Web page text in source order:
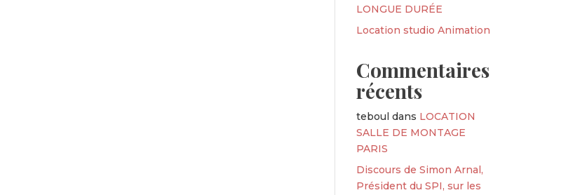
LONGUE DURÉE
Location studio Animation
Commentaires
récents
teboul dans LOCATION
SALLE DE MONTAGE
PARIS
Discours de Simon Arnal,
Président du SPI, sur les